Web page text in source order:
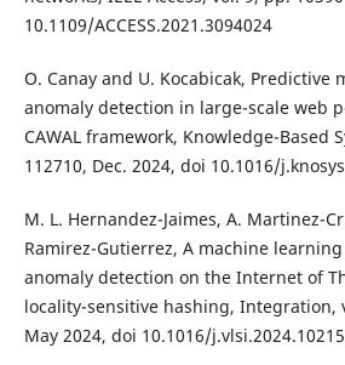
10.1109/ACCESS.2021.3094024
O. Canay and U. Kocabicak, Predictive
anomaly detection in large-scale web
CAWAL framework, Knowledge-Based
112710, Dec. 2024, doi 10.1016/
M. L. Hernandez-Jaimes, A. Martinez-
Ramirez-Gutierrez, A machine
anomaly detection on the Internet of
locality-sensitive hashing, Integration,
May 2024, doi 10.1016/